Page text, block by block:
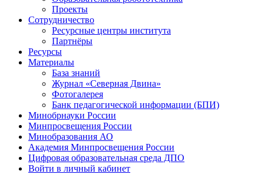
Проекты
Сотрудничество
Ресурсные центры института
Партнёры
Ресурсы
Материалы
База знаний
Журнал «Северная Двина»
Фотогалерея
Банк педагогической информации (БПИ)
Минобрнауки России
Минпросвещения России
Минобразования АО
Академия Минпросвещения России
Цифровая образовательная среда ДПО
Войти в личный кабинет